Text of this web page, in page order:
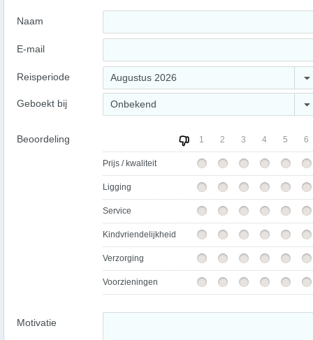
Naam
E-mail
Reisperiode Augustus 2026
Geboekt bij Onbekend
Beoordeling 1 2 3 4 5 6
Prijs / kwaliteit
Ligging
Service
Kindvriendelijkheid
Verzorging
Voorzieningen
Motivatie